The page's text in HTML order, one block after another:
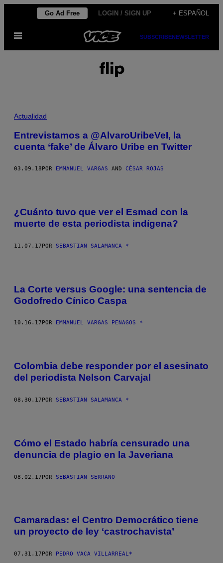
contenido
Go Ad Free LOGIN / SIGN UP + ESPAÑOL
Abrir
SUBSCRIBENEWSLETTER
flip
Actualidad
Entrevistamos a @AlvaroUribeVeI, la
cuenta ‘fake’ de Álvaro Uribe en Twitter
03.09.18 POR EMMANUEL VARGAS AND CÉSAR ROJAS
¿Cuánto tuvo que ver el Esmad con la
muerte de esta periodista indígena?
11.07.17POR SEBASTIÁN SALAMANCA *
La Corte versus Google: una sentencia de
Godofredo Cínico Caspa
10.16.17 POR EMMANUEL VARGAS PENAGOS *
Colombia debe responder por el asesinato
del periodista Nelson Carvajal
08.30.17POR SEBASTIÁN SALAMANCA *
Cómo el Estado habría censurado una
denuncia de plagio en la Javeriana
08.02.17POR SEBASTIÁN SERRANO
Camaradas: el Centro Democrático tiene
un proyecto de ley ‘castrochavista’
07.31.17 POR PEDRO VACA VILLARREAL*